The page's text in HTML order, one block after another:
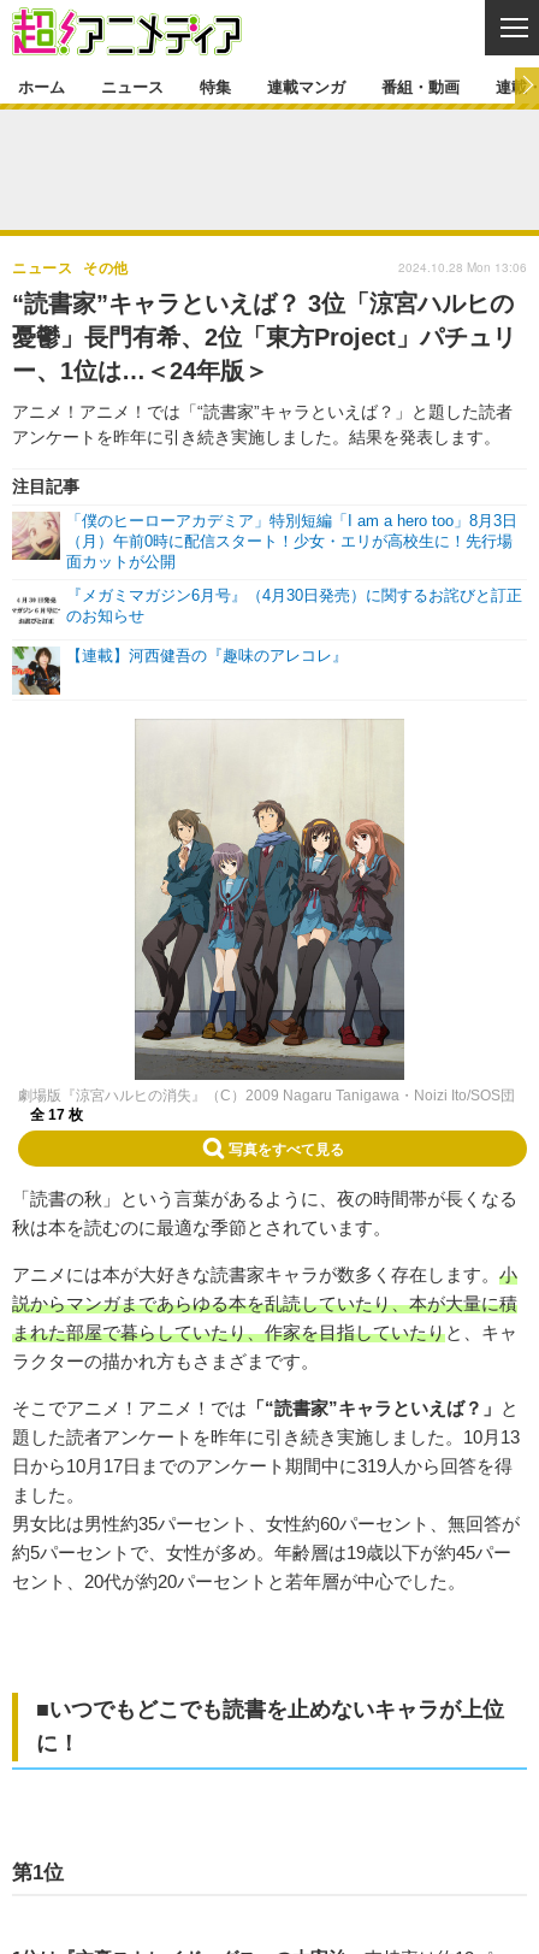
ゲーム・アプリ マンガ
グッズ イベント
声優
舞台 新帝スタ
特集一覧 カバー
ラキりす
連載マンガ
連載マンガ一覧 連載一覧
番組・動画
番組・動画一覧 ラジオ
動画
連載・ブログ
連載・ブログ一覧
編集部ブログ・お知らせ
ホーム ニュース 特集 連載マンガ 番組・動画 連載
“読書家”キャラといえば？ 3位「涼宮ハルヒの
憂鬱」長門有希、2位「東方Project」パチュリ
ー、1位は…＜24年版＞
アニメ！アニメ！では「“読書家”キャラといえば？」と題した読者
アンケートを昨年に引き続き実施しました。結果を発表します。
ニュース その他
注目記事
「僕のヒーローアカデミア」特別短編「I am a hero too」8月3日
（月）午前0時に配信スタート！少女・エリが高校生に！先行場
面カットが公開
『メガミマガジン6月号』（4月30日発売）に関するお詫びと訂正
のお知らせ
【連載】河西健吾の『趣味のアレコレ』
2024.10.28 Mon 13:06
劇場版『涼宮ハルヒの消失』（C）2009 Nagaru Tanigawa・Noizi Ito/SOS団
全 17 枚
写真をすべて見る
「読書の秋」という言葉があるように、夜の時間帯が長くなる
秋は本を読むのに最適な季節とされています。
アニメには本が大好きな読書家キャラが数多く存在します。 小
説からマンガまであらゆる本を乱読していたり、本が大量に積
まれた部屋で暮らしていたり、作家を目指していたりと、キャ
ラクターの描かれ方もさまざまです。
そこでアニメ！アニメ！では 「“読書家”キャラといえば？」 と
題した読者アンケートを昨年に引き続き実施しました。10月13
日から10月17日までのアンケート期間中に319人から回答を得
ました。
男女比は男性約35パーセント、女性約60パーセント、無回答が
約5パーセントで、女性が多め。年齢層は19歳以下が約45パー
セント、20代が約20パーセントと若年層が中心でした。
■いつでもどこでも読書を止めないキャラが上位
に！
第1位